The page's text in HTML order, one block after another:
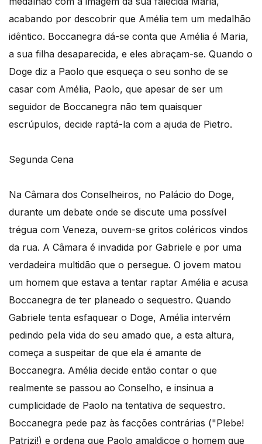
acabando por descobrir que Amélia tem um medalhão
idêntico. Boccanegra dá-se conta que Amélia é Maria,
a sua filha desaparecida, e eles abraçam-se. Quando o
Doge diz a Paolo que esqueça o seu sonho de se
casar com Amélia, Paolo, que apesar de ser um
seguidor de Boccanegra não tem quaisquer
escrúpulos, decide raptá-la com a ajuda de Pietro.
Segunda Cena
Na Câmara dos Conselheiros, no Palácio do Doge,
durante um debate onde se discute uma possível
trégua com Veneza, ouvem-se gritos coléricos vindos
da rua. A Câmara é invadida por Gabriele e por uma
verdadeira multidão que o persegue. O jovem matou
um homem que estava a tentar raptar Amélia e acusa
Boccanegra de ter planeado o sequestro. Quando
Gabriele tenta esfaquear o Doge, Amélia intervém
pedindo pela vida do seu amado que, a esta altura,
começa a suspeitar de que ela é amante de
Boccanegra. Amélia decide então contar o que
realmente se passou ao Conselho, e insinua a
cumplicidade de Paolo na tentativa de sequestro.
Boccanegra pede paz às facções contrárias ("Plebe!
Patrizi!) e ordena que Paolo amaldiçoe o homem que